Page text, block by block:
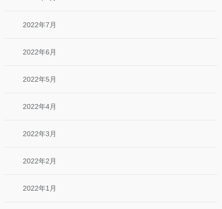
2022年7月
2022年6月
2022年5月
2022年4月
2022年3月
2022年2月
2022年1月